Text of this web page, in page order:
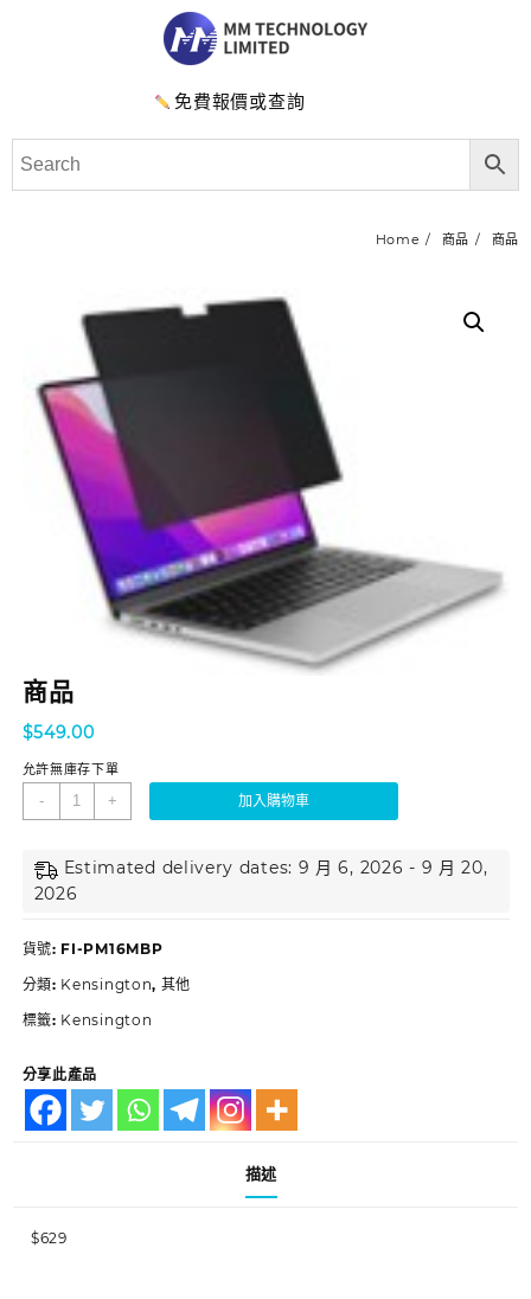
免費報價或查詢
Home 商品 商品
商品
$549.00
允許無庫存下單
- + 加入購物車
Estimated delivery dates: 9 月 6, 2026 - 9 月 20,
2026
貨號: FI-PM16MBP
分類: Kensington, 其他
標籤: Kensington
分享此產品
描述
$629